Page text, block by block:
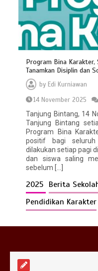
Program Bina Karakter,
Tanamkan Disiplin dan
byEdi Kurniawan
14 November 2025
Tanjung Bintang, 14
Tanjung Bintang
Program Bina
positif bagi
dilakukan setiap pagi
dan siswa saling
sebelum […]
2025 Berita
Pendidikan Karakter
0
0